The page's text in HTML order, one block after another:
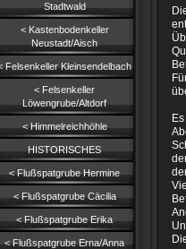
Stadtwald
< Kastenbodenkeller
Neustadt/Aisch
Felsenkeller Kleinsendelbach
< Felsenkeller
Löwengrube/Altdorf
< Himmelreichhöhle
HISTORISCHES
< Flußspatgrube Hermine
< Flußspatgrube Cäcilia
< Flußspatgrube Erika
< Flußspatgrube Erna/Anna